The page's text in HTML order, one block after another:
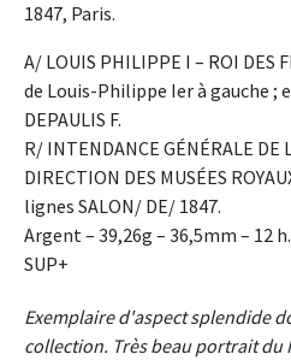
1847, Paris.
A/ LOUIS PHILIPPE I – ROI DES
de Louis-Philippe Ier à gauche ;
DEPAULIS F.
R/ INTENDANCE GÉNÉRALE DE
DIRECTION DES MUSÉES
lignes SALON/ DE/ 1847.
Argent – 39,26g – 36,5mm – 12
SUP+
Exemplaire d'aspect splendide
collection. Très beau portrait du